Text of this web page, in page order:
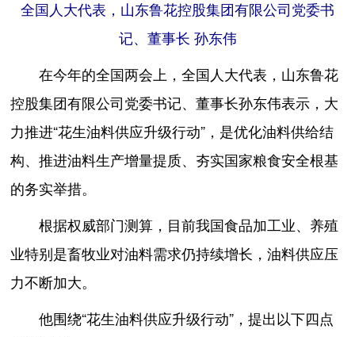
全国人大代表，山东鲁花控股集团有限公司党委书
记、董事长 孙东伟
在今年的全国两会上，全国人大代表，山东鲁花
控股集团有限公司党委书记、董事长孙东伟表示，大
力推进“花生油料供应升级行动”，是优化油料供给结
构、推进油料生产增量提质、夯实国家粮食安全根基
的务实举措。
根据权威部门测算，目前我国食品加工业、养殖
业特别是畜牧业对油料需求仍持续增长，油料供应压
力不断加大。
他围绕“花生油料供应升级行动”，提出以下四点